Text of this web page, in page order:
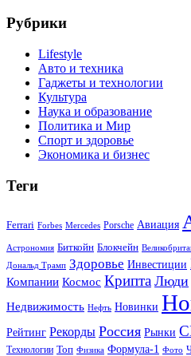
Рубрики
Lifestyle
Авто и техника
Гаджеты и технологии
Культура
Наука и образование
Политика и Мир
Спорт и здоровье
Экономика и бизнес
Теги
Ferrari Forbes Mercedes Porsche Авиация
Астрономия Биткойн Блокчейн
Дональд Трамп Здоровье Инвестиции
Компании Космос Крипта Люди
Недвижимость Нефть Новинки
Рейтинг Рекорды Россия Рынки
Технологии Топ Физика Формула-1 Фото